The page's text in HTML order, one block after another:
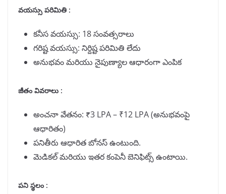
వయస్సు పరిమితి :
కనీస వయస్సు: 18 సంవత్సరాలు
గరిష్ట వయస్సు: నిర్దిష్ట పరిమితి లేదు
అనుభవం మరియు నైపుణ్యాల ఆధారంగా ఎంపిక
జీతం వివరాలు :
అంచనా వేతనం: ₹3 LPA – ₹12 LPA (అనుభవంపై
ఆధారితం)
పనితీరు ఆధారిత బోనస్ ఉంటుంది.
మెడికల్ మరియు ఇతర కంపెనీ బెనిఫిట్స్ ఉంటాయి.
పని స్థలం :